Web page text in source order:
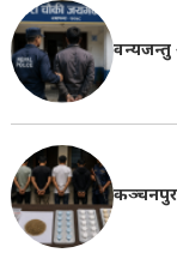
वन्यजन्तु